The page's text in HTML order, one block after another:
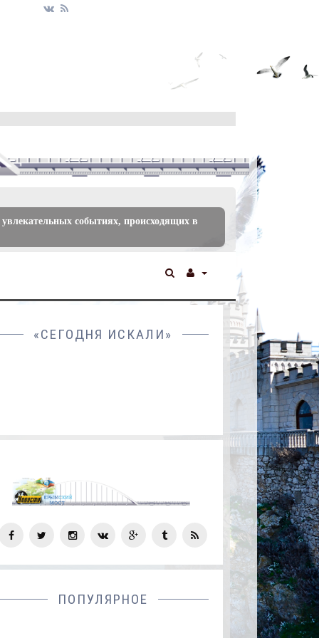
событиях, происходящих в
«СЕГОДНЯ ИСКАЛИ»
СОЦ
СЕТИ
ПОПУЛЯРНОЕ